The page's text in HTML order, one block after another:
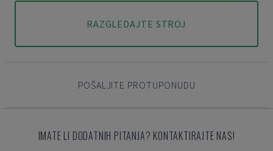
RAZGLEDAJTE STROJ
POŠALJITE PROTUPONUDU
IMATE LI DODATNIH PITANJA? KONTAKTIRAJTE NAS!